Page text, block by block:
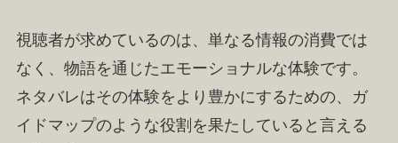
視聴者が求めているのは、単なる情報の消費では
なく、物語を通じたエモーショナルな体験です。
ネタバレはその体験をより豊かにするための、ガ
イドマップのような役割を果たしていると言える